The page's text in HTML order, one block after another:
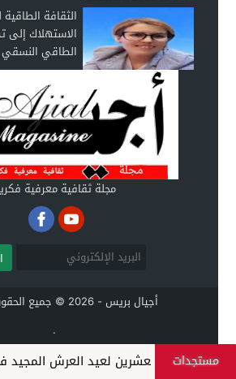
الثقافة
الاستهلاك إلى
الطاقي النسقي
مجلة ثقافية معرفية
أجيال بريس - 2026 © جميع الحقوق محفوظة
.
مستجداتوالعشرين لعيد العرش المجيد في